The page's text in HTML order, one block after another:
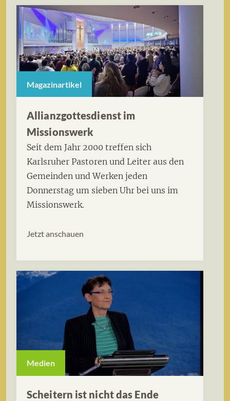
Magazinartikel
Allianzgottesdienst im
Missionswerk
Seit dem Jahr 2000 treffen sich
Karlsruher Pastoren und Leiter aus den
Gemeinden und Werken jeden
Donnerstag um sieben Uhr bei uns im
Missionswerk.
Jetzt anschauen
Medien
Scheitern ist nicht das Ende